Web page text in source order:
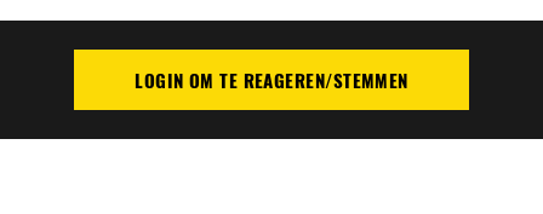
PLAATS REACTIELOGIN OM TE REAGEREN/STEMMEN